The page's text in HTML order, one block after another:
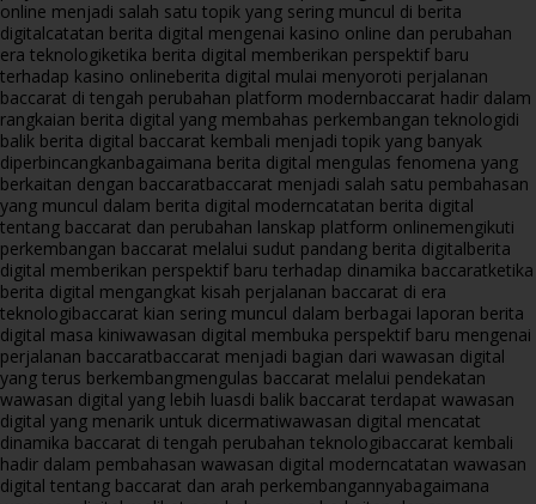
online menjadi salah satu topik yang sering muncul di berita
digitalcatatan berita digital mengenai kasino online dan perubahan
era teknologiketika berita digital memberikan perspektif baru
terhadap kasino onlineberita digital mulai menyoroti perjalanan
baccarat di tengah perubahan platform modernbaccarat hadir dalam
rangkaian berita digital yang membahas perkembangan teknologidi
balik berita digital baccarat kembali menjadi topik yang banyak
diperbincangkanbagaimana berita digital mengulas fenomena yang
berkaitan dengan baccaratbaccarat menjadi salah satu pembahasan
yang muncul dalam berita digital moderncatatan berita digital
tentang baccarat dan perubahan lanskap platform onlinemengikuti
perkembangan baccarat melalui sudut pandang berita digitalberita
digital memberikan perspektif baru terhadap dinamika baccaratketika
berita digital mengangkat kisah perjalanan baccarat di era
teknologibaccarat kian sering muncul dalam berbagai laporan berita
digital masa kiniwawasan digital membuka perspektif baru mengenai
perjalanan baccaratbaccarat menjadi bagian dari wawasan digital
yang terus berkembangmengulas baccarat melalui pendekatan
wawasan digital yang lebih luasdi balik baccarat terdapat wawasan
digital yang menarik untuk dicermatiwawasan digital mencatat
dinamika baccarat di tengah perubahan teknologibaccarat kembali
hadir dalam pembahasan wawasan digital moderncatatan wawasan
digital tentang baccarat dan arah perkembangannyabagaimana